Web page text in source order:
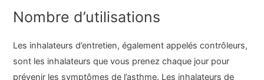
Nombre d’utilisations
Les inhalateurs d’entretien, également appelés contrôleurs,
sont les inhalateurs que vous prenez chaque jour pour
prévenir les symptômes de l’asthme. Les inhalateurs de